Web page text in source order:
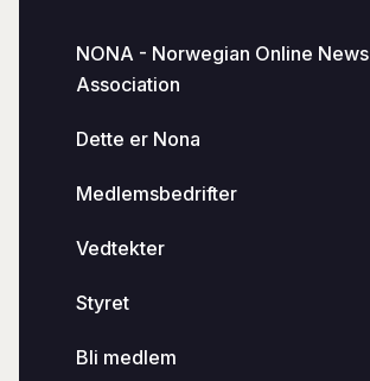
NONA - Norwegian Online News
Association
Dette er Nona
Medlemsbedrifter
Vedtekter
Styret
Bli medlem